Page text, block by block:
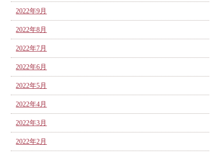
2022年9月
2022年8月
2022年7月
2022年6月
2022年5月
2022年4月
2022年3月
2022年2月